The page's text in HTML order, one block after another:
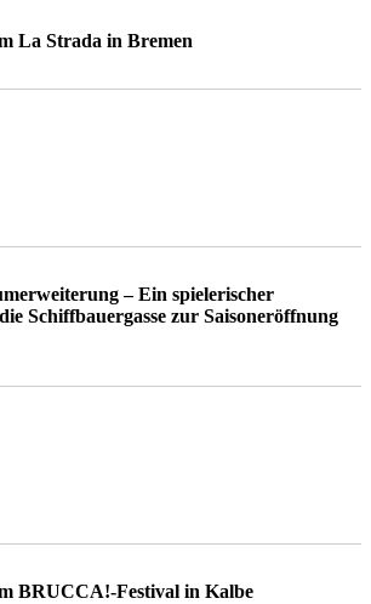
La Strada in Bremen
– Ein spielerischer
Schiffbauergasse zur Saisoneröffnung
BRUCCA!-Festival in Kalbe